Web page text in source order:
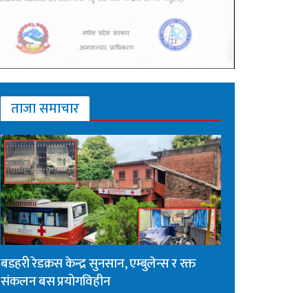
ताजा समाचार
बडहरी रेडक्रस केन्द्र सुनसान, एम्बुलेन्स र रक्त
संकलन बस प्रयोगविहीन